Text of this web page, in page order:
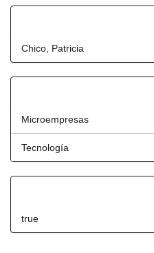
Chico, Patricia
Microempresas
Tecnología
true